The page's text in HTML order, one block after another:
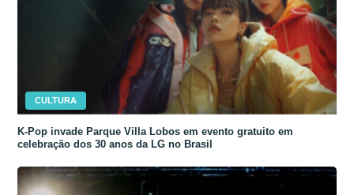
CULTURA
K-Pop invade Parque Villa Lobos em evento gratuito em
celebração dos 30 anos da LG no Brasil